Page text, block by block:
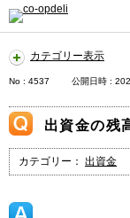
カテゴリー表示
No : 4537 公開日時 :
出資金の残
カテゴリー： 出資金